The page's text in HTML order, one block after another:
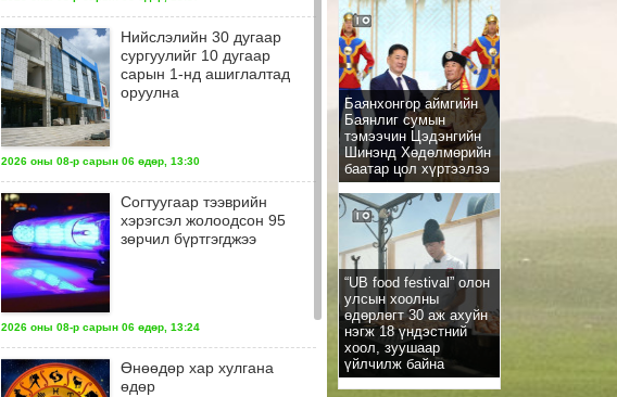
Нийслэлийн 30 дугаар
сургуулийг 10 дугаар
сарын 1-нд ашиглалтад
оруулна
2026 оны 08-р сарын 06 өдөр, 13:30
Согтуугаар тээврийн
хэрэгсэл жолоодсон 95
зөрчил бүртгэгджээ
2026 оны 08-р сарын 06 өдөр, 13:24
Өнөөдөр хар хулгана
өдөр
Баянхонгор аймгийн
Баянлиг сумын
тэмээчин Цэдэнгийн
Шинэнд Хөдөлмөрийн
баатар цол хүртээлээ
“UB food festival” олон
улсын хоолны
өдөрлөгт 30 аж ахуйн
нэгж 18 үндэстний
хоол, зуушаар
үйлчилж байна